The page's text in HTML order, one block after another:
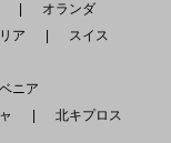
オランダ
ア
スイス
ニア
北キプロス